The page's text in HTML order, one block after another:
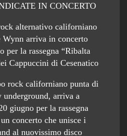
IN CONCERTO
alternativo californiano
Wynn arriva in concerto
per la rassegna “Ribalta
Cappuccini di Cesenatico
rock californiano punta di
underground, arriva a
giugno per la rassegna
concerto che unisce i
al nuovissimo disco